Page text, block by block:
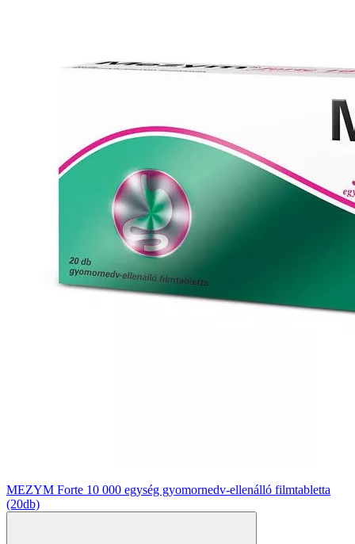
MEZYM Forte 10 000 egység gyomornedv-ellenálló filmtabletta
(20db)